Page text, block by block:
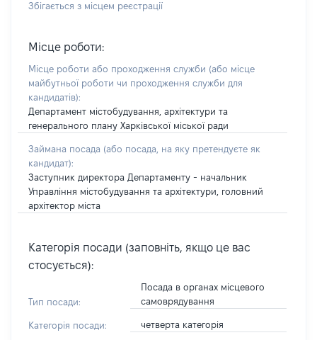
Збігається з місцем реєстрації
Місце роботи:
Місце роботи або проходження служби (або місце
майбутньої роботи чи проходження служби для
кандидатів):
Департамент містобудування, архітектури та
генерального плану Харківської міської ради
Займана посада (або посада, на яку претендуєте як
кандидат):
Заступник директора Департаменту - начальник
Управління містобудування та архітектури, головний
архітектор міста
Категорія посади (заповніть, якщо це вас
стосується):
Тип посади:
Посада в органах місцевого
самоврядування
Категорія посади: четверта категорія